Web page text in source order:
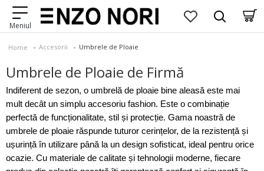
Home Accesorii Umbrele de Ploaie
Umbrele de Ploaie de Firmă
Indiferent de sezon, o umbrelă de ploaie bine aleasă este mai
mult decât un simplu accesoriu fashion. Este o combinație
perfectă de funcționalitate, stil și protecție. Gama noastră de
umbrele de ploaie răspunde tuturor cerințelor, de la rezistență și
ușurință în utilizare până la un design sofisticat, ideal pentru orice
ocazie. Cu materiale de calitate și tehnologii moderne, fiecare